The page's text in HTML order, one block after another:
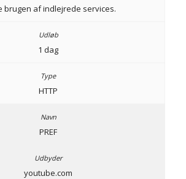
brugen af indlejrede services.
1 dag
HTTP
PREF
youtube.com